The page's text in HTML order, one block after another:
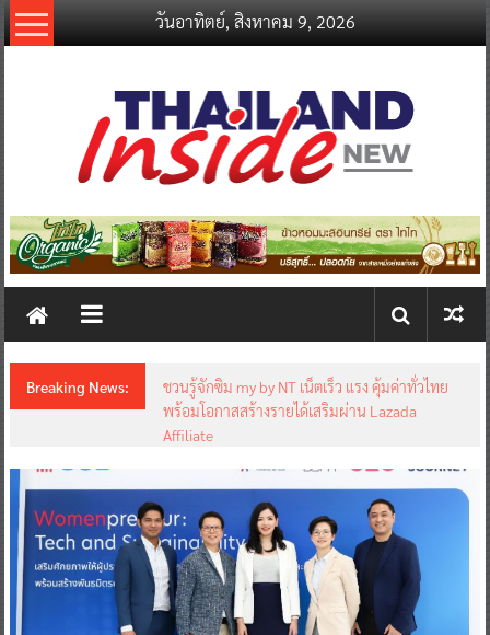
Skip
to
วันอาทิตย์, สิงหาคม 9, 2026
thailandinsidenew.com
Thailand
New
Breaking News:
ชวนรู้จักซิม my by NT เน็ตเร็ว แรง คุ้มค่าทั่วไทย
พร้อมโอกาสสร้างรายได้เสริมผ่าน Lazada
Affiliate